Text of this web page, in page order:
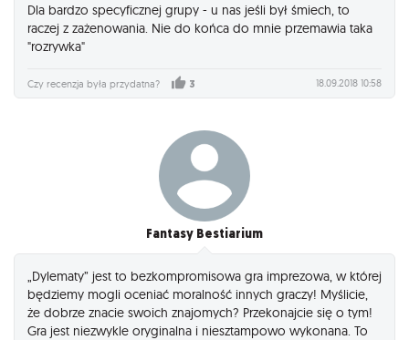
Dla bardzo specyficznej grupy - u nas jeśli był śmiech, to
raczej z zażenowania. Nie do końca do mnie przemawia taka
"rozrywka"
Czy recenzja była przydatna? 3 18.09.2018 10:58
Fantasy Bestiarium
„Dylematy” jest to bezkompromisowa gra imprezowa, w której
będziemy mogli oceniać moralność innych graczy! Myślicie,
że dobrze znacie swoich znajomych? Przekonajcie się o tym!
Gra jest niezwykle oryginalna i niesztampowo wykonana. To